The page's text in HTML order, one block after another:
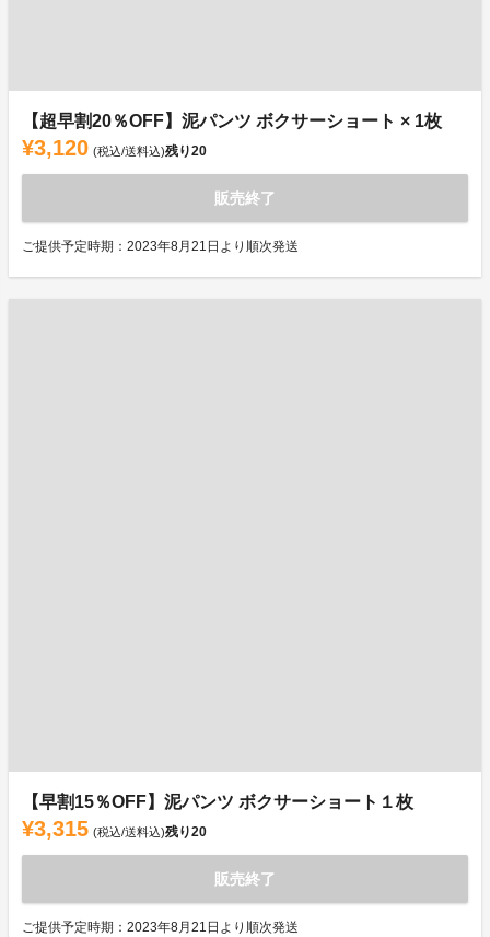
【超早割20％OFF】泥パンツ ボクサーショート × 1枚
¥3,120 (税込/送料込)残り20
販売終了
ご提供予定時期：2023年8月21日より順次発送
【早割15％OFF】泥パンツ ボクサーショート１枚
¥3,315 (税込/送料込)残り20
販売終了
ご提供予定時期：2023年8月21日より順次発送